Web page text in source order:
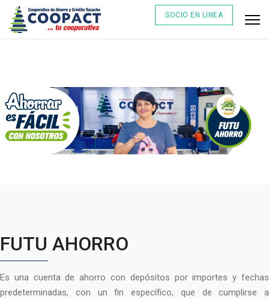
SOCIO EN LINEA
FUTU AHORRO
Es una cuenta de ahorro con depósitos por importes y fechas
predeterminadas, con un fin específico, que de cumplirse a